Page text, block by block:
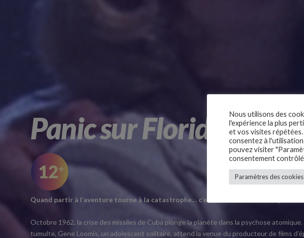
Panic sur Florida Beach
Quand partir à l’aventure tourne à la catastrophe… c’est tout de même bien plus
Octobre 1962, la crise des missiles de Cuba plonge la planète dans la psychose
tumulte, Gene Loomis, un adolescent solitaire, attend la venue du producteur de films
Nous utilisons des
l'expérience la plus
et vos visites
consentez à
pouvez visiter
consentement
Paramètres des cookies